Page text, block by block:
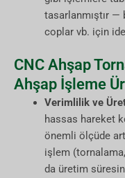
tasarlanmıştır —
coplar vb. için
CNC Ahşap
Ahşap İşleme
Verimlilik ve
hassas hareket
önemli ölçüde
işlem
da üretim